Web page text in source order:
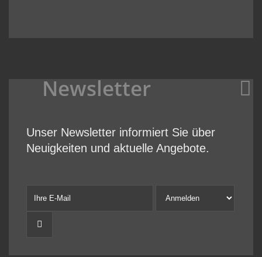
Newsletter
Unser Newsletter informiert Sie über
Neuigkeiten und aktuelle Angebote.